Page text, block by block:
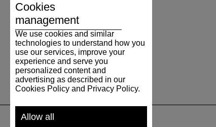
Cookies
management
We use cookies and similar
technologies to understand how you
use our services, improve your
experience and serve you
personalized content and
advertising as described in our
Cookies Policy and Privacy Policy.
Allow all